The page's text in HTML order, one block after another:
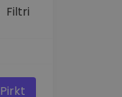
Filtri
Pirkt